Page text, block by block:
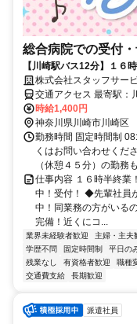
総合病院での受付
【川崎駅バス12分】１６
就業中！受付！
株式会社スタッフサ
時給1,400円
神奈川県川崎市川崎区
勤務時間 固定時間制
くはお問い合わせく
（休憩４５分）の勤務
仕事内容 １６時半終業
中！受付！ ◆先輩社員
中！同業務の方がいる
完備！近くにコ...
業界未経験者歓迎 主婦・主夫
学歴不問
固定時間制 平日の
残業なし
有資格者歓迎 職種
交通費支給
長期歓迎
派遣社員